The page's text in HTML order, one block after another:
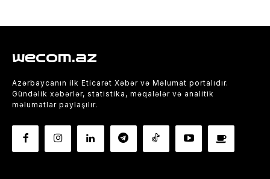
wecom.az
Azərbaycanın ilk Eticarət Xəbər və Məlumat portalıdır.
Gündəlik xəbərlər, statistika, məqalələr və analitik
məlumatlar paylaşılır.